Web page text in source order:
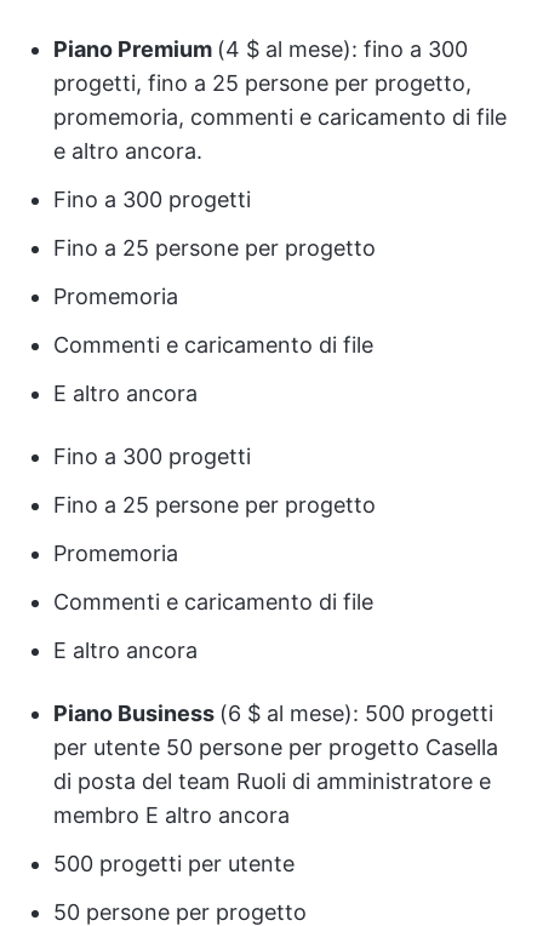
Piano Premium (4 $ al mese): fino a 300
progetti, fino a 25 persone per progetto,
promemoria, commenti e caricamento di file
e altro ancora.
Fino a 300 progetti
Fino a 25 persone per progetto
Promemoria
Commenti e caricamento di file
E altro ancora
Fino a 300 progetti
Fino a 25 persone per progetto
Promemoria
Commenti e caricamento di file
E altro ancora
Piano Business (6 $ al mese): 500 progetti
per utente 50 persone per progetto Casella
di posta del team Ruoli di amministratore e
membro E altro ancora
500 progetti per utente
50 persone per progetto